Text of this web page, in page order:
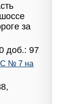
за
доб.: 97
№ 7 на